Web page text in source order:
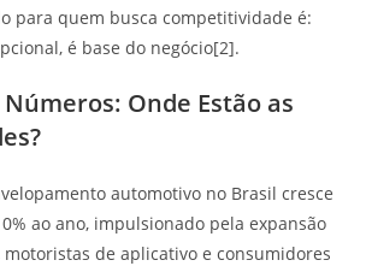
para quem busca competitividade é:
é base do negócio[2].
Onde Estão as
automotivo no Brasil cresce
ao ano, impulsionado pela expansão
de aplicativo e consumidores